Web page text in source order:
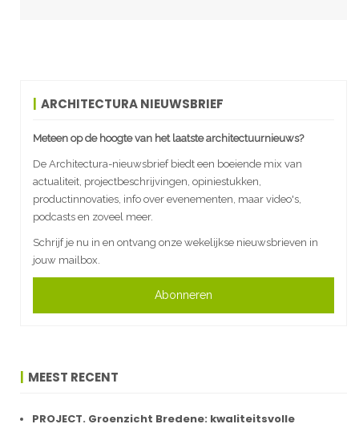
ARCHITECTURA NIEUWSBRIEF
Meteen op de hoogte van het laatste architectuurnieuws?
De Architectura-nieuwsbrief biedt een boeiende mix van
actualiteit, projectbeschrijvingen, opiniestukken,
productinnovaties, info over evenementen, maar video's,
podcasts en zoveel meer.
Schrijf je nu in en ontvang onze wekelijkse nieuwsbrieven in
jouw mailbox.
Abonneren
MEEST RECENT
PROJECT. Groenzicht Bredene: kwaliteitsvolle